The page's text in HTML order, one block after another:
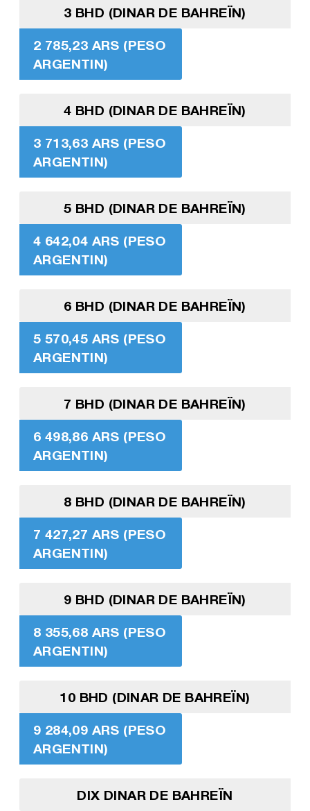
3 BHD (DINAR DE BAHREÏN)
2 785,23 ARS (PESO
ARGENTIN)
4 BHD (DINAR DE BAHREÏN)
3 713,63 ARS (PESO
ARGENTIN)
5 BHD (DINAR DE BAHREÏN)
4 642,04 ARS (PESO
ARGENTIN)
6 BHD (DINAR DE BAHREÏN)
5 570,45 ARS (PESO
ARGENTIN)
7 BHD (DINAR DE BAHREÏN)
6 498,86 ARS (PESO
ARGENTIN)
8 BHD (DINAR DE BAHREÏN)
7 427,27 ARS (PESO
ARGENTIN)
9 BHD (DINAR DE BAHREÏN)
8 355,68 ARS (PESO
ARGENTIN)
10 BHD (DINAR DE BAHREÏN)
9 284,09 ARS (PESO
ARGENTIN)
DIX DINAR DE BAHREÏN